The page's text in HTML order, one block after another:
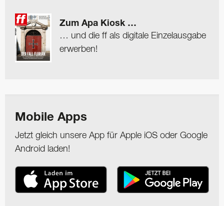
Zum Apa Kiosk …
… und die ff als digitale Einzelausgabe
erwerben!
Mobile Apps
Jetzt gleich unsere App für Apple iOS oder Google
Android laden!